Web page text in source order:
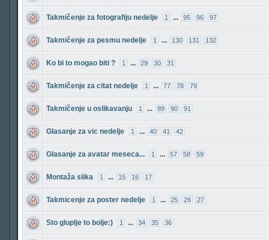
Takmičenje za fotografiju nedelje 1 ... 95 96 97
Takmičenje za pesmu nedelje 1 ... 130 131 132
Ko bi to mogao biti ? 1 ... 29 30 31
Takmičenje za citat nedelje 1 ... 77 78 79
Takmičenje u oslikavanju 1 ... 89 90 91
Glasanje za vic nedelje 1 ... 40 41 42
Glasanje za avatar meseca... 1 ... 57 58 59
Montaža slika 1 ... 15 16 17
Takmicenje za poster nedelje 1 ... 25 26 27
Sto gluplje to bolje:) 1 ... 34 35 36